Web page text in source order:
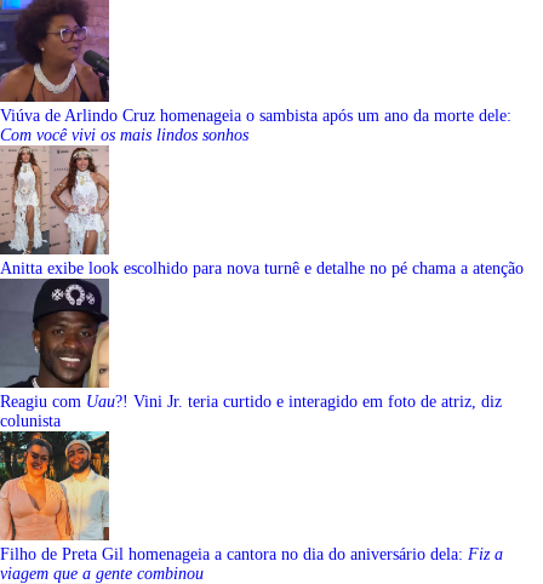
Viúva de Arlindo Cruz homenageia o sambista após um ano da morte dele:
Com você vivi os mais lindos sonhos
Anitta exibe look escolhido para nova turnê e detalhe no pé chama a atenção
Reagiu com Uau?! Vini Jr. teria curtido e interagido em foto de atriz, diz
colunista
Filho de Preta Gil homenageia a cantora no dia do aniversário dela: Fiz a
viagem que a gente combinou